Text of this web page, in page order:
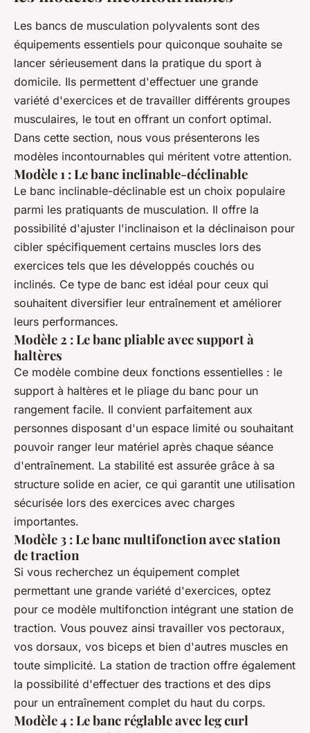
Les bancs de musculation polyvalents sont des
équipements essentiels pour quiconque souhaite se
lancer sérieusement dans la pratique du sport à
domicile. Ils permettent d'effectuer une grande
variété d'exercices et de travailler différents groupes
musculaires, le tout en offrant un confort optimal.
Dans cette section, nous vous présenterons les
modèles incontournables qui méritent votre attention.
Modèle 1 : Le banc inclinable-déclinable
Le banc inclinable-déclinable est un choix populaire
parmi les pratiquants de musculation. Il offre la
possibilité d'ajuster l'inclinaison et la déclinaison pour
cibler spécifiquement certains muscles lors des
exercices tels que les développés couchés ou
inclinés. Ce type de banc est idéal pour ceux qui
souhaitent diversifier leur entraînement et améliorer
leurs performances.
Modèle 2 : Le banc pliable avec support à
haltères
Ce modèle combine deux fonctions essentielles : le
support à haltères et le pliage du banc pour un
rangement facile. Il convient parfaitement aux
personnes disposant d'un espace limité ou souhaitant
pouvoir ranger leur matériel après chaque séance
d'entraînement. La stabilité est assurée grâce à sa
structure solide en acier, ce qui garantit une utilisation
sécurisée lors des exercices avec charges
importantes.
Modèle 3 : Le banc multifonction avec station
de traction
Si vous recherchez un équipement complet
permettant une grande variété d'exercices, optez
pour ce modèle multifonction intégrant une station de
traction. Vous pouvez ainsi travailler vos pectoraux,
vos dorsaux, vos biceps et bien d'autres muscles en
toute simplicité. La station de traction offre également
la possibilité d'effectuer des tractions et des dips
pour un entraînement complet du haut du corps.
Modèle 4 : Le banc réglable avec leg curl